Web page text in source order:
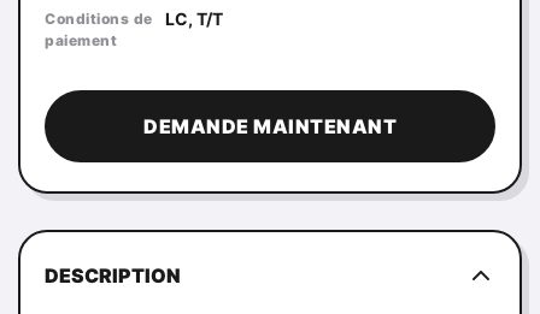
Conditions de
paiement
LC, T/T
DEMANDE MAINTENANT
DESCRIPTION